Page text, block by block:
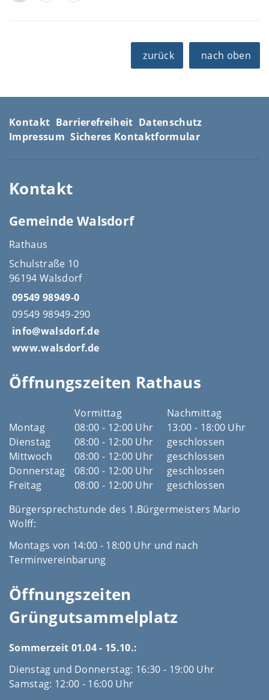
zurück nach oben
Kontakt Barrierefreiheit Datenschutz
Impressum Sicheres Kontaktformular
Kontakt
Gemeinde Walsdorf
Rathaus
Schulstraße 10
96194 Walsdorf
09549 98949-0
09549 98949-290
info@walsdorf.de
www.walsdorf.de
Öffnungszeiten Rathaus
Vormittag
Nachmittag
Montag
08:00 - 12:00 Uhr
13:00 - 18:00 Uhr
Dienstag
08:00 - 12:00 Uhr
geschlossen
Mittwoch
08:00 - 12:00 Uhr
geschlossen
Donnerstag
08:00 - 12:00 Uhr
geschlossen
Freitag
08:00 - 12:00 Uhr
geschlossen
Bürgersprechstunde des 1.Bürgermeisters Mario
Wolff:
Montags von 14:00 - 18:00 Uhr und nach
Terminvereinbarung
Öffnungszeiten
Grüngutsammelplatz
Sommerzeit 01.04 - 15.10.:
Dienstag und Donnerstag: 16:30 - 19:00 Uhr
Samstag: 12:00 - 16:00 Uhr